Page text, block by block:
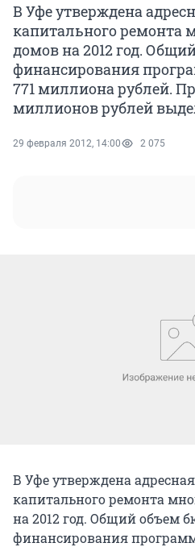
В Уфе утверждена
капитального ремонта
домов на 2012 год.
финансирования
771 миллиона рублей.
миллионов рублей
29 февраля 2012, 14:00 2 075
В Уфе утверждена
капитального ремонта
на 2012 год. Общий объем
финансирования